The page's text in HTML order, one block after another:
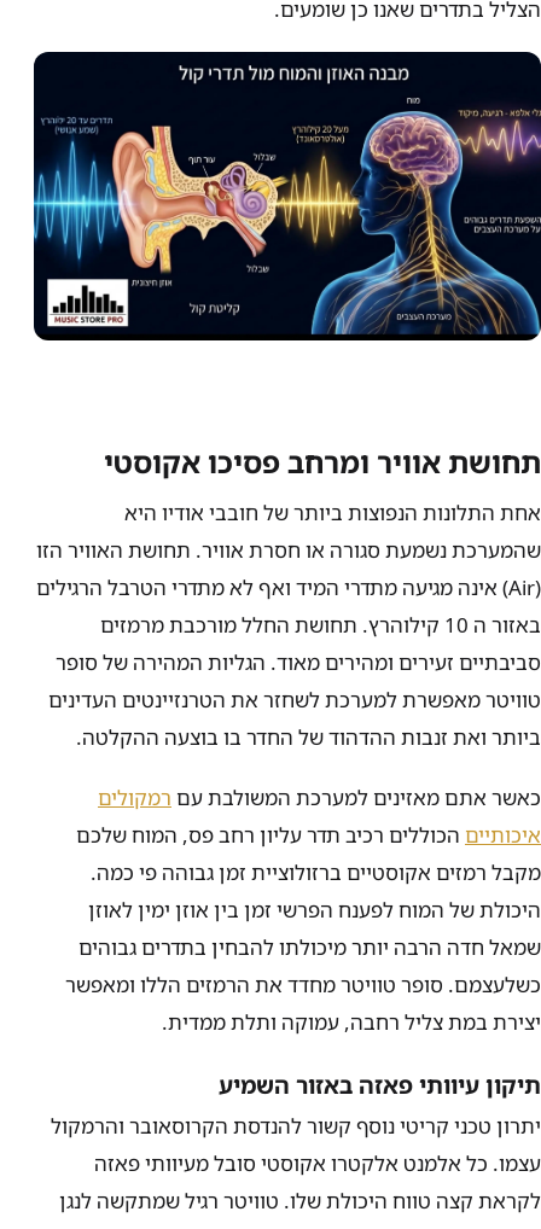
הצליל בתדרים שאנו כן שומעים.
תחושת אוויר ומרחב פסיכו אקוסטי
אחת התלונות הנפוצות ביותר של חובבי אודיו היא
שהמערכת נשמעת סגורה או חסרת אוויר. תחושת האוויר הזו
(Air) אינה מגיעה מתדרי המיד ואף לא מתדרי הטרבל הרגילים
באזור ה 10 קילוהרץ. תחושת החלל מורכבת מרמזים
סביבתיים זעירים ומהירים מאוד. הגליות המהירה של סופר
טוויטר מאפשרת למערכת לשחזר את הטרנזיינטים העדינים
ביותר ואת זנבות ההדהוד של החדר בו בוצעה ההקלטה.
כאשר אתם מאזינים למערכת המשולבת עם רמקולים
איכותיים הכוללים רכיב תדר עליון רחב פס, המוח שלכם
מקבל רמזים אקוסטיים ברזולוציית זמן גבוהה פי כמה.
היכולת של המוח לפענח הפרשי זמן בין אוזן ימין לאוזן
שמאל חדה הרבה יותר מיכולתו להבחין בתדרים גבוהים
כשלעצמם. סופר טוויטר מחדד את הרמזים הללו ומאפשר
יצירת במת צליל רחבה, עמוקה ותלת ממדית.
תיקון עיוותי פאזה באזור השמיע
יתרון טכני קריטי נוסף קשור להנדסת הקרוסאובר והרמקול
עצמו. כל אלמנט אלקטרו אקוסטי סובל מעיוותי פאזה
לקראת קצה טווח היכולת שלו. טוויטר רגיל שמתקשה לנגן